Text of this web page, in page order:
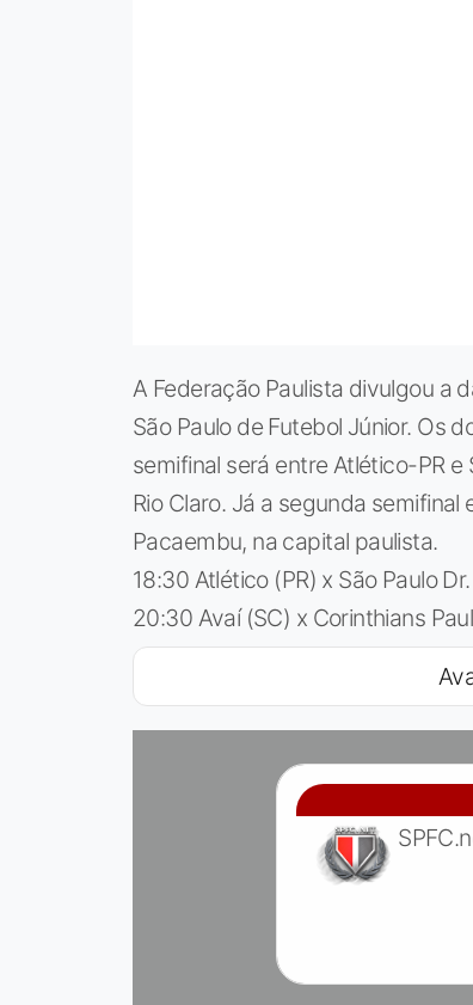
A Federação Paulista divulgou a
São Paulo de Futebol Júnior. Os
semifinal será entre Atlético-PR e
Rio Claro. Já a segunda
Pacaembu, na capital paulista.
18:30 Atlético (PR) x São Paulo
20:30 Avaí (SC) x Corinthians